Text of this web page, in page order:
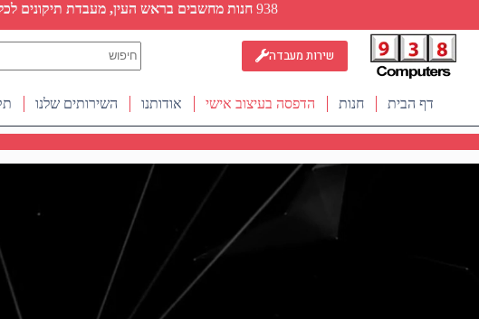
content
938 חנות מחשבים בראש העין, מעבדת תיקונים
שירות מעבדה
results
דף הבית
חנות הדפסה בעיצוב אישי אודותנו השירותים שלנו